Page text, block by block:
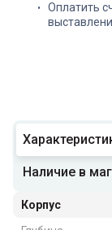
Оплатить
Наличие в
Корпус